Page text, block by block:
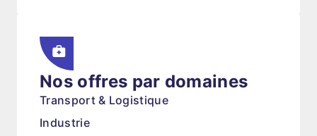
Nos offres par domaines
Transport & Logistique
Industrie